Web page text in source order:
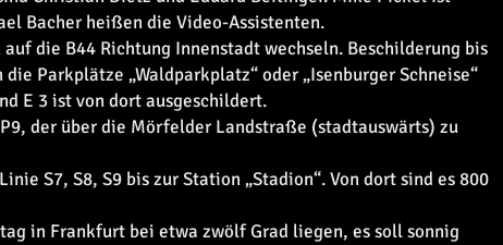
Bacher heißen die Video-Assistenten.
die B44 Richtung Innenstadt wechseln. Beschilderung bis
Parkplätze „Waldparkplatz“ oder „Isenburger Schneise“
E 3 ist von dort ausgeschildert.
der über die Mörfelder Landstraße (stadtauswärts) zu
S7, S8, S9 bis zur Station „Stadion“. Von dort sind es 800
in Frankfurt bei etwa zwölf Grad liegen, es soll sonnig